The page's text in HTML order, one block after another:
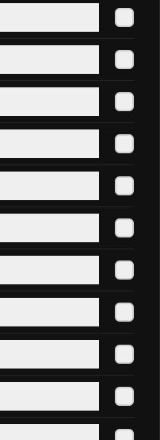
Pap 350 ml